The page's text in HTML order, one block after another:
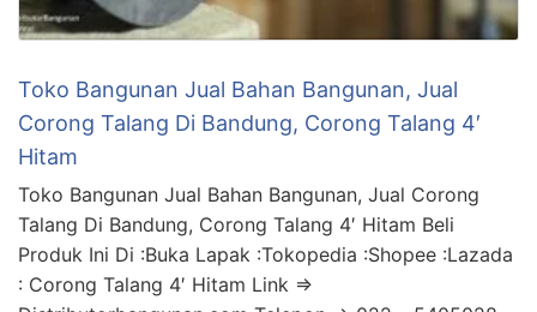
Toko Bangunan Jual Bahan Bangunan, Jual
Corong Talang Di Bandung, Corong Talang 4′
Hitam
Toko Bangunan Jual Bahan Bangunan, Jual Corong
Talang Di Bandung, Corong Talang 4′ Hitam Beli
Produk Ini Di :Buka Lapak :Tokopedia :Shopee :Lazada
: Corong Talang 4′ Hitam Link =>